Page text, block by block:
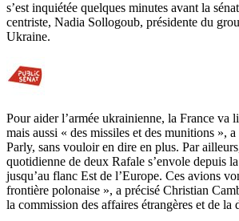
s’est inquiétée quelques minutes avant la
centriste, Nadia Sollogoub, présidente du
Ukraine.
Pour aider l’armée ukrainienne, la France va
mais aussi « des missiles et des munitions »,
Parly, sans vouloir en dire en plus. Par
quotidienne de deux Rafale s’envole depuis
jusqu’au flanc Est de l’Europe. Ces avions
frontière polonaise », a précisé Christian
la commission des affaires étrangères et de la